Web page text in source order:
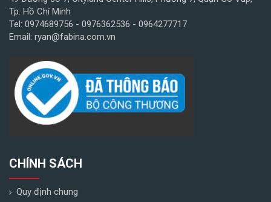
Tp. Hồ Chí Minh
Tel: 0974689756 - 0976362536 - 0964277717
Email: ryan@fabina.com.vn
CHÍNH SÁCH
Quy định chung